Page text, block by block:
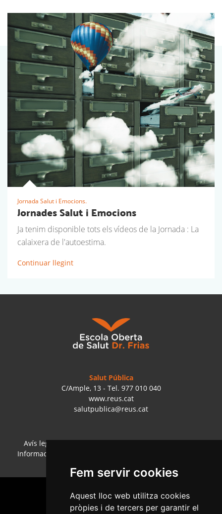
Fem servir cookies
Aquest lloc web utilitza cookies
pròpies i de tercers per garantir el
Jornada Salut i Emocions.
Jornades Salut i Emocions
Ja tenim disponible tots els vídeos de la Jornada : La
calaixera de l'autoestima.
Continuar llegint
Salut Pública
C/Ample, 13 - Tel. 977 010 040
www.reus.cat
salutpublica@reus.cat
Avís legal·Política de cookies·Política de privacitat·
Informació bàsica RGPD